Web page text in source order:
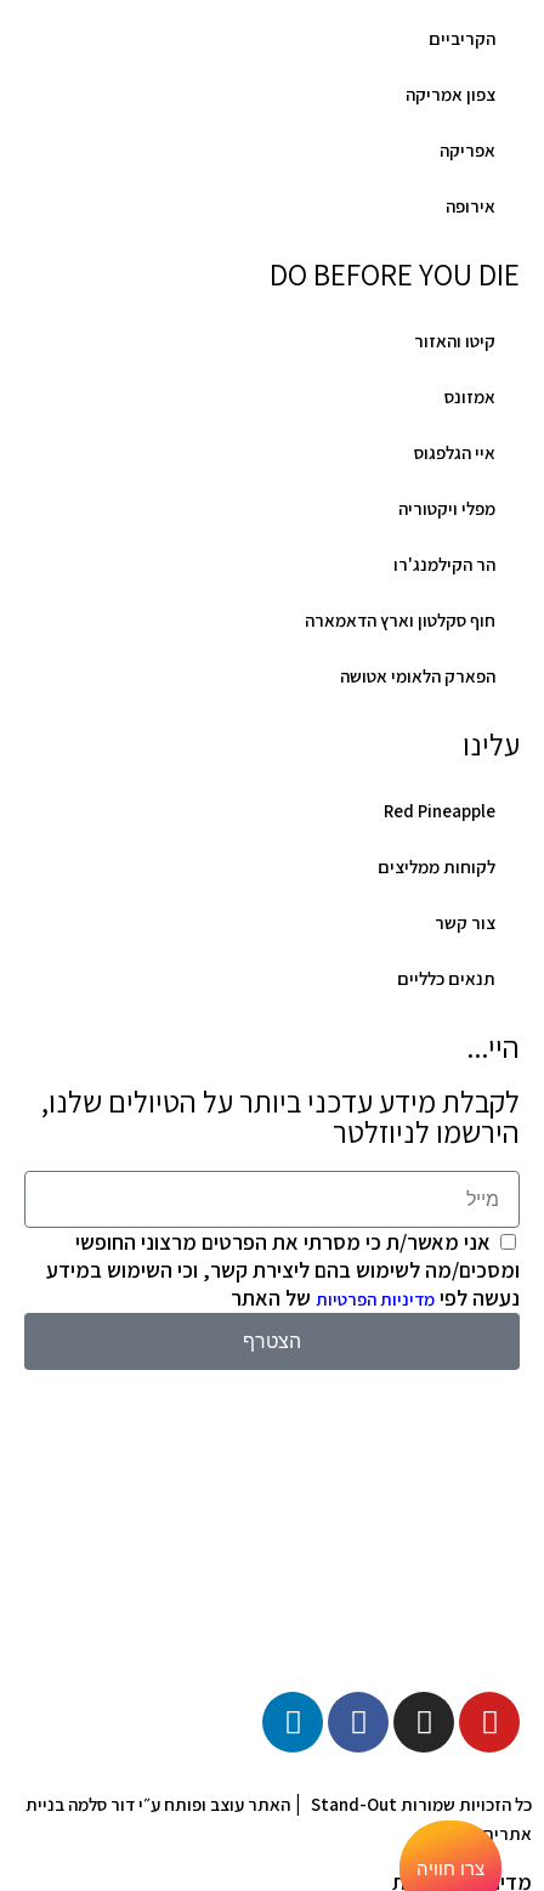
צרו חוויה
צרו חוויה
הקריביים
צפון אמריקה
אפריקה
אירופה
DO BEFORE YOU DIE
קיטו והאזור
אמזונס
איי הגלפגוס
מפלי ויקטוריה
הר הקילמנג'רו
חוף סקלטון וארץ הדאמארה
הפארק הלאומי אטושה
עלינו
Red Pineapple
לקוחות ממליצים
צור קשר
תנאים כלליים
היי...
לקבלת מידע עדכני ביותר על הטיולים שלנו,
הירשמו לניוזלטר
אני מאשר/ת כי מסרתי את הפרטים מרצוני החופשי
ומסכים/מה לשימוש בהם ליצירת קשר, וכי השימוש במידע
נעשה לפי מדיניות הפרטיות של האתר
הצטרף
כל הזכויות שמורות Stand-Out | האתר עוצב ופותח ע״י דור סלמה בניית
אתרים
מדיניות הפרטיות